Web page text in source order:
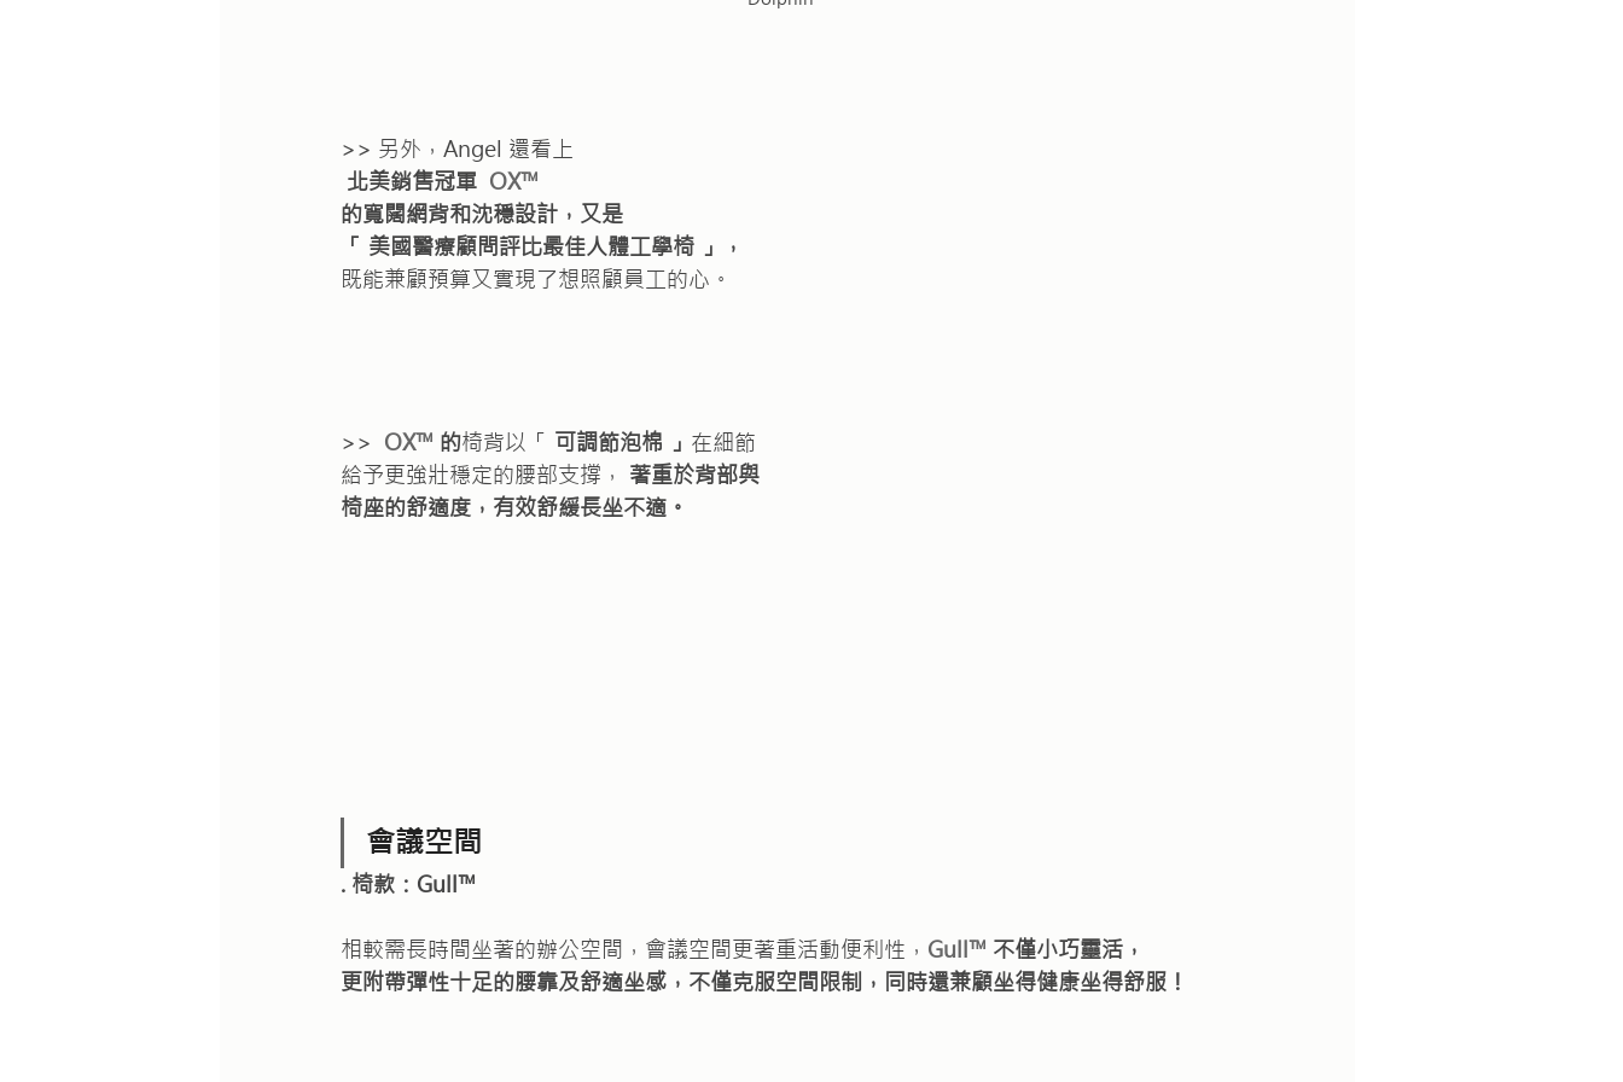
>> 另外，Angel 還看上
北美銷售冠軍 OX™
的寬闊網背和沈穩設計，又是
「 美國醫療顧問評比最佳人體工學椅 」，
既能兼顧預算又實現了想照顧員工的心。
>> OX™ 的椅背以「 可調節泡棉 」 在細節
給予更強壯穩定的腰部支撐， 著重於背部與
椅座的舒適度，有效舒緩長坐不適。
會議空間
. 椅款：Gull™
相較需長時間坐著的辦公空間，會議空間更著重活動便利性， Gull™ 不僅小巧靈活，
更附帶彈性十足的腰靠及舒適坐感，不僅克服空間限制，同時還兼顧坐得健康坐得舒服！